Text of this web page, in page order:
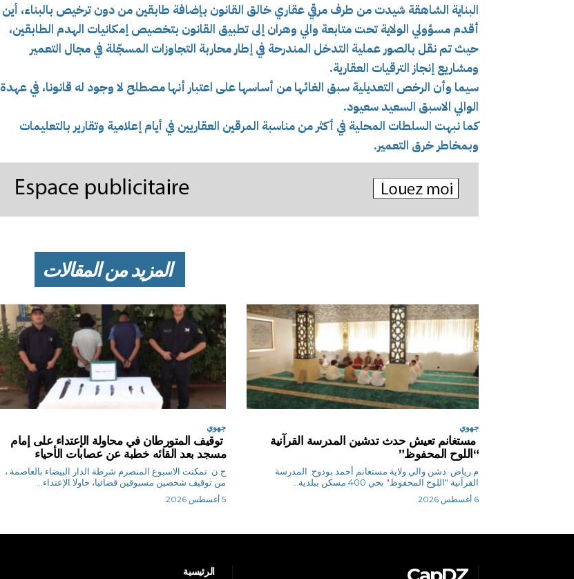
البناية الشاهقة شيدت من طرف مرقي عقاري خالق القانون بإضافة طابقين من دون ترخيص بالبناء، أين
أقدم مسؤولي الولاية تحت متابعة والي وهران إلى تطبيق القانون بتخصيص إمكانيات الهدم الطابقين،
حيث تم نقل بالصور عملية التدخل المندرحة في إطار محاربة التجاوزات المسجّلة في مجال التعمير
ومشاريع إنجاز الترقيات العقارية.
سيما وأن الرخص التعديلية سبق الغائها من أساسها على اعتبار أنها مصطلح لا وجود له قانونا، في عهدة
الوالي الاسبق السعيد سعيود.
كما نبهت السلطات المحلية في أكثر من مناسبة المرقين العقاريين في أيام إعلامية وتقارير بالتعليمات
وبمخاطر خرق التعمير.
المزيد من المقالات
جهوي
مستغانم تعيش حدث تدشين المدرسة القرآنية
“اللوح المحفوظ”
م.رياض دشن والي ولاية مستغانم أحمد بودوح المدرسة
القرآنية "اللوح المحفوظ" بحي 400 مسكن ببلدية...
6 أغسطس 2026
جهوي
توقيف المتورطان في محاولة الإعتداء على إمام
مسجد بعد القائه خطبة عن عصابات الأحياء
ح.ن تمكنت الاسبوع المنصرم شرطة الدار البيضاء بالعاصمة ،
من توقيف شخصين مسبوقين قضائيا، حاولا الإعتداء...
5 أغسطس 2026
الرئيسية